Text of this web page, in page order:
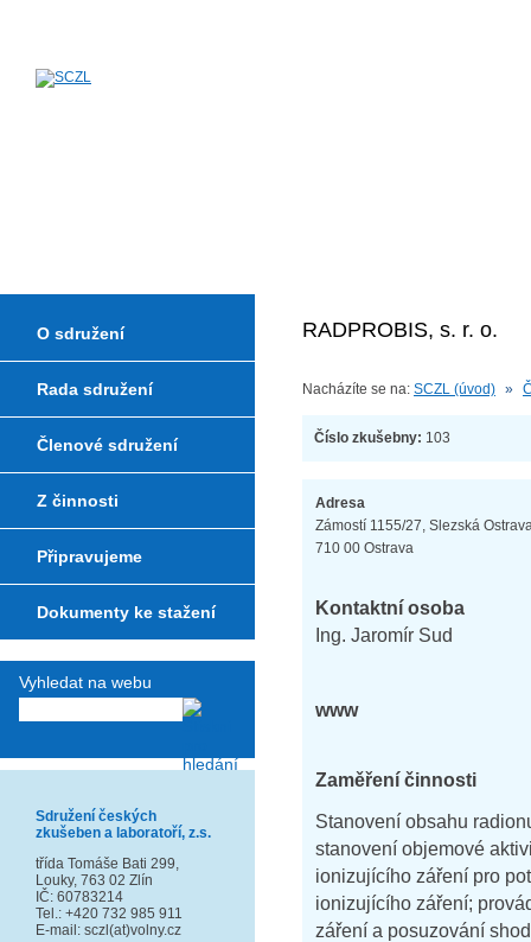
RADPROBIS, s. r. o.
Nacházíte se na: SCZL (úvod) »
Číslo zkušebny: 103
Adresa
Zámostí 1155/27, Slezská
710 00 Ostrava
Kontaktní osoba
Ing. Jaromír Sud
www
Zaměření činnosti
Stanovení obsahu
stanovení objemové
ionizujícího záření pro
ionizujícího záření;
záření a posuzování
O sdružení
Rada sdružení
Členové sdružení
Z činnosti
Připravujeme
Dokumenty ke stažení
Vyhledat na webu
Sdružení českých
zkušeben a laboratoří, z.s.
třída Tomáše Bati 299,
Louky, 763 02 Zlín
IČ: 60783214
Tel.: +420 732 985 911
E-mail: sczl(at)volny.cz